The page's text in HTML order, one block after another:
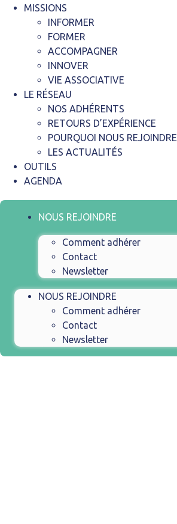
MISSIONS
INFORMER
FORMER
ACCOMPAGNER
INNOVER
VIE ASSOCIATIVE
LE RÉSEAU
NOS ADHÉRENTS
RETOURS D’EXPÉRIENCE
POURQUOI NOUS REJOINDRE
LES ACTUALITÉS
OUTILS
AGENDA
NOUS REJOINDRE
Comment adhérer
Contact
Newsletter
NOUS REJOINDRE
Comment adhérer
Contact
Newsletter